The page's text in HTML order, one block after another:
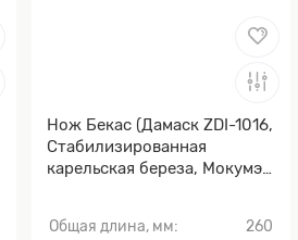
Нож Бекас (Дамаск ZDI-1016,
Стабилизированная
карельская береза, Мокумэ-
Общая длина, мм:
260